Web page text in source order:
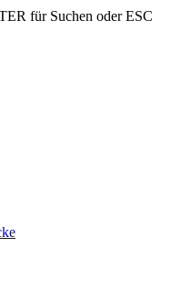
für Suchen oder ESC